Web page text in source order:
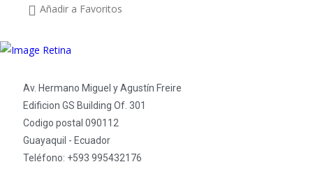
Añadir a Favoritos
Av. Hermano Miguel y Agustín Freire
Edificion GS Building Of. 301
Codigo postal 090112
Guayaquil - Ecuador
Teléfono: +593 995432176